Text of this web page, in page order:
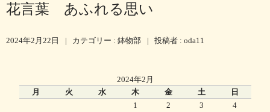
花言葉 あふれる思い
2024年2月22日 | カテゴリー : 鉢物部 | 投稿者 : oda11
2024年2月
月
火 水 木 金 土 日
1 2 3
4